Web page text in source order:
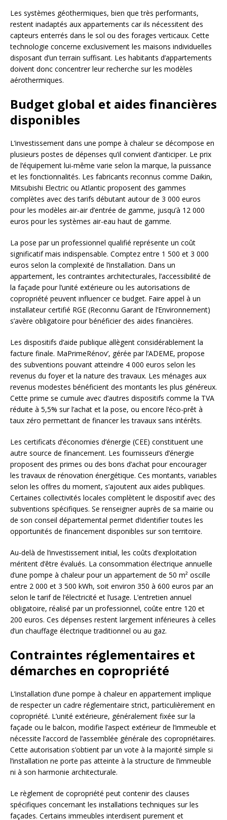
Les systèmes géothermiques, bien que très performants,
restent inadaptés aux appartements car ils nécessitent des
capteurs enterrés dans le sol ou des forages verticaux. Cette
technologie concerne exclusivement les maisons individuelles
disposant d’un terrain suffisant. Les habitants d’appartements
doivent donc concentrer leur recherche sur les modèles
aérothermiques.
Budget global et aides financières
disponibles
L’investissement dans une pompe à chaleur se décompose en
plusieurs postes de dépenses qu’il convient d’anticiper. Le prix
de l’équipement lui-même varie selon la marque, la puissance
et les fonctionnalités. Les fabricants reconnus comme Daikin,
Mitsubishi Electric ou Atlantic proposent des gammes
complètes avec des tarifs débutant autour de 3 000 euros
pour les modèles air-air d’entrée de gamme, jusqu’à 12 000
euros pour les systèmes air-eau haut de gamme.
La pose par un professionnel qualifié représente un coût
significatif mais indispensable. Comptez entre 1 500 et 3 000
euros selon la complexité de l’installation. Dans un
appartement, les contraintes architecturales, l’accessibilité de
la façade pour l’unité extérieure ou les autorisations de
copropriété peuvent influencer ce budget. Faire appel à un
installateur certifié RGE (Reconnu Garant de l’Environnement)
s’avère obligatoire pour bénéficier des aides financières.
Les dispositifs d’aide publique allègent considérablement la
facture finale. MaPrimeRénov’, gérée par l’ADEME, propose
des subventions pouvant atteindre 4 000 euros selon les
revenus du foyer et la nature des travaux. Les ménages aux
revenus modestes bénéficient des montants les plus généreux.
Cette prime se cumule avec d’autres dispositifs comme la TVA
réduite à 5,5% sur l’achat et la pose, ou encore l’éco-prêt à
taux zéro permettant de financer les travaux sans intérêts.
Les certificats d’économies d’énergie (CEE) constituent une
autre source de financement. Les fournisseurs d’énergie
proposent des primes ou des bons d’achat pour encourager
les travaux de rénovation énergétique. Ces montants, variables
selon les offres du moment, s’ajoutent aux aides publiques.
Certaines collectivités locales complètent le dispositif avec des
subventions spécifiques. Se renseigner auprès de sa mairie ou
de son conseil départemental permet d’identifier toutes les
opportunités de financement disponibles sur son territoire.
Au-delà de l’investissement initial, les coûts d’exploitation
méritent d’être évalués. La consommation électrique annuelle
d’une pompe à chaleur pour un appartement de 50 m² oscille
entre 2 000 et 3 500 kWh, soit environ 350 à 600 euros par an
selon le tarif de l’électricité et l’usage. L’entretien annuel
obligatoire, réalisé par un professionnel, coûte entre 120 et
200 euros. Ces dépenses restent largement inférieures à celles
d’un chauffage électrique traditionnel ou au gaz.
Contraintes réglementaires et
démarches en copropriété
L’installation d’une pompe à chaleur en appartement implique
de respecter un cadre réglementaire strict, particulièrement en
copropriété. L’unité extérieure, généralement fixée sur la
façade ou le balcon, modifie l’aspect extérieur de l’immeuble et
nécessite l’accord de l’assemblée générale des copropriétaires.
Cette autorisation s’obtient par un vote à la majorité simple si
l’installation ne porte pas atteinte à la structure de l’immeuble
ni à son harmonie architecturale.
Le règlement de copropriété peut contenir des clauses
spécifiques concernant les installations techniques sur les
façades. Certains immeubles interdisent purement et